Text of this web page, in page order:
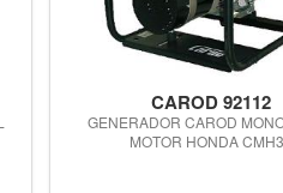
CAROD 92112
GENERADOR CAROD
MOTOR HONDA